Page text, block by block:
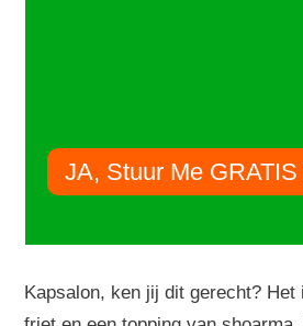
JA, Stuur Me
Kapsalon, ken jij dit gerecht?